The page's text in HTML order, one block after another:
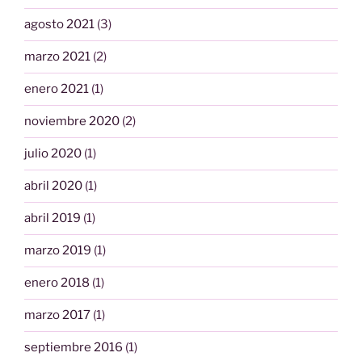
agosto 2021 (3)
marzo 2021 (2)
enero 2021 (1)
noviembre 2020 (2)
julio 2020 (1)
abril 2020 (1)
abril 2019 (1)
marzo 2019 (1)
enero 2018 (1)
marzo 2017 (1)
septiembre 2016 (1)